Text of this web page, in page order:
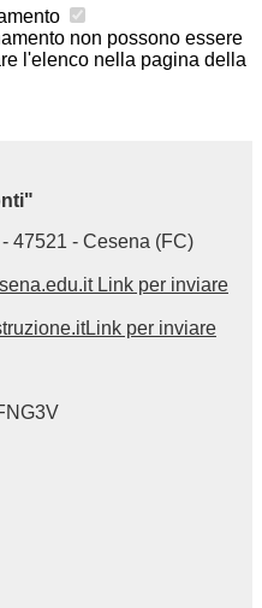
non possono essere
l'elenco nella pagina della
47521 - Cesena (FC)
Link per inviare
Link per inviare